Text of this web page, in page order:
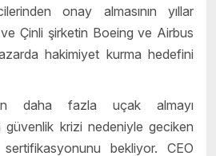
onay almasının yıllar
Çinli şirketin Boeing ve Airbus
hakimiyet kurma hedefini
daha fazla uçak almayı
güvenlik krizi nedeniyle geciken
bekliyor. CEO